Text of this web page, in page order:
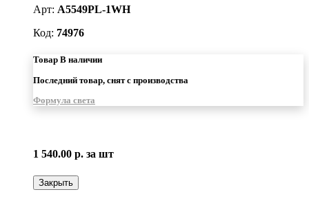
Арт: A5549PL-1WH
Код: 74976
Товар В наличии
Последний товар, снят с производства
Формула света
1 540.00 р. за шт
Закрыть